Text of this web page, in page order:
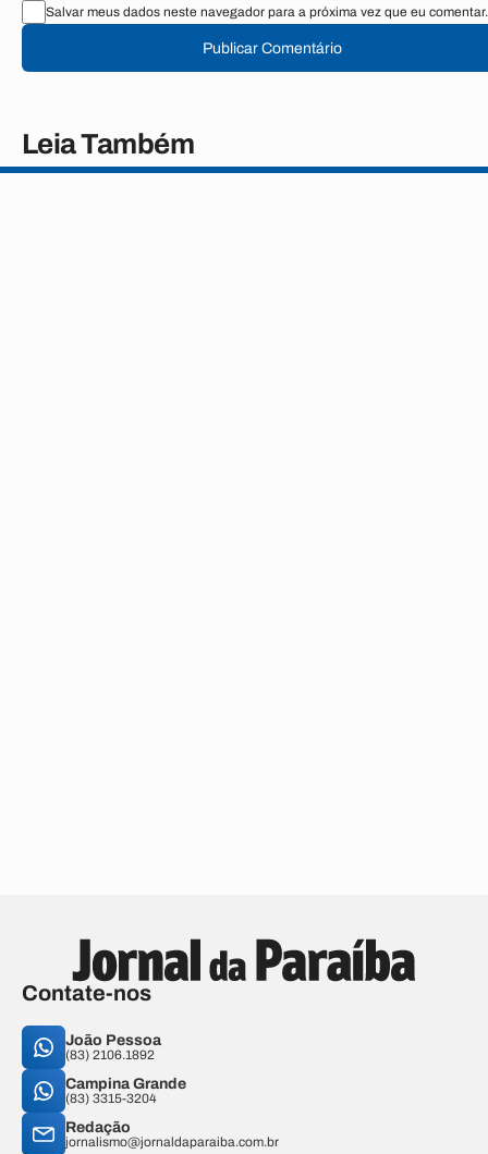
Salvar meus dados neste navegador para a próxima vez que eu comentar.
Publicar Comentário
Leia Também
Contate-nos
João Pessoa
(83) 2106.1892
Campina Grande
(83) 3315-3204
Redação
jornalismo@jornaldaparaiba.com.br